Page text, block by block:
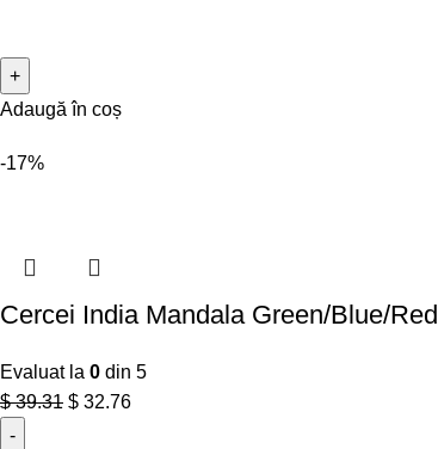
Adaugă în coș
-17%
Cercei India Mandala Green/Blue/Red
Evaluat la 0 din 5
$39.31 $ 32.76